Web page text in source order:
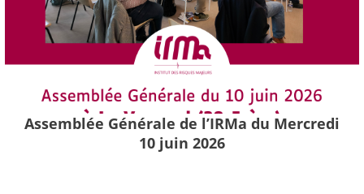
Assemblée Générale de l’IRMa du Mercredi
10 juin 2026